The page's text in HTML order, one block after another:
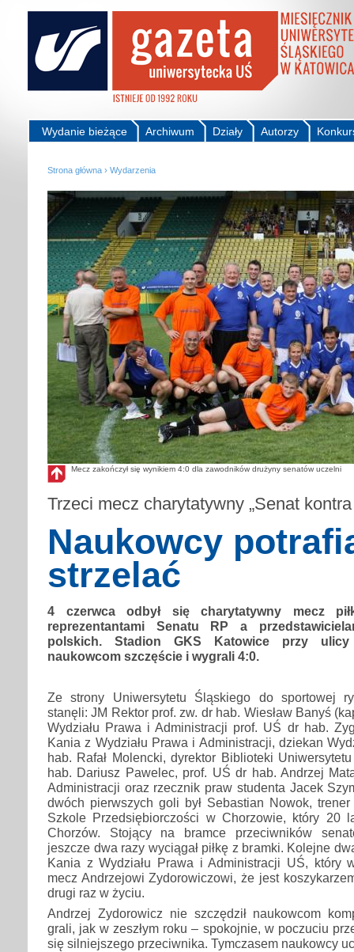
Autorzy
Działy
Archiwum
Wydanie bieżące
Strona główna › Wydarzenia
Mecz zakończył się wynikiem 4:0 dla zawodników drużyny senatów uczelni
Trzeci mecz charytatywny „Senat kontra
Naukowcy
strzelać
4 czerwca odbył się charytatywny mecz
reprezentantami Senatu RP a
polskich. Stadion GKS Katowice przy ulicy
naukowcom szczęście i wygrali 4:0.
Ze strony Uniwersytetu Śląskiego do sportowej
stanęli: JM Rektor prof. zw. dr hab. Wiesław Banyś
Wydziału Prawa i Administracji prof. UŚ dr hab.
Kania z Wydziału Prawa i Administracji, dziekan
hab. Rafał Molencki, dyrektor Biblioteki
hab. Dariusz Pawelec, prof. UŚ dr hab. Andrzej
Administracji oraz rzecznik praw studenta Jacek
dwóch pierwszych goli był Sebastian Nowok,
Szkole Przedsiębiorczości w Chorzowie, który 20
Chorzów. Stojący na bramce przeciwników
jeszcze dwa razy wyciągał piłkę z bramki. Kolejne
Kania z Wydziału Prawa i Administracji UŚ, który
mecz Andrzejowi Zydorowiczowi, że jest
drugi raz w życiu.
Andrzej Zydorowicz nie szczędził naukowcom
grali, jak w zeszłym roku – spokojnie, w poczuciu
się silniejszego przeciwnika. Tymczasem naukowcy